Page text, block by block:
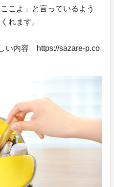
こよ」と言っているよう
れます。
い内容 https://sazare-p.co